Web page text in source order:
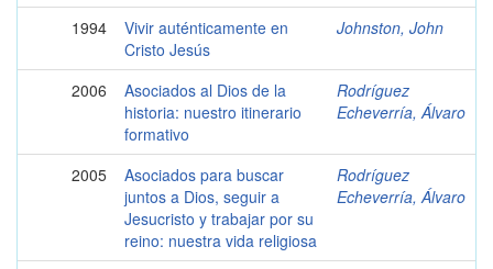
1994
Vivir auténticamente en
Cristo Jesús
Johnston, John
2006
Asociados al Dios de la
historia: nuestro itinerario
formativo
Rodríguez
Echeverría, Álvaro
2005
Asociados para buscar
juntos a Dios, seguir a
Jesucristo y trabajar por su
reino: nuestra vida religiosa
Rodríguez
Echeverría, Álvaro